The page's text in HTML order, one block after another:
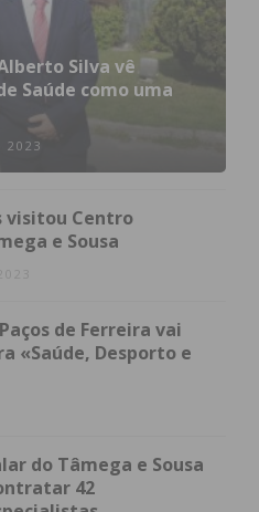
Silva vê
Saúde como uma
2023
visitou Centro
e Sousa
de Ferreira vai
«Saúde, Desporto e
do Tâmega e Sousa
42